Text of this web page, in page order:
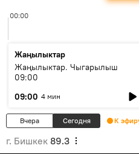
00:00
Жаңылыктар
Жаңылыктар. Чыгарылыш
09:00
09:00 4 мин
Вчера Сегодня К
г. Бишкек 89.3